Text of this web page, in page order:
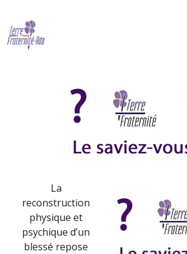
Le saviez-vous ? (juin 2017)
By Terre Fraternité,
La
reconstruction
physique et
psychique d’un
blessé repose